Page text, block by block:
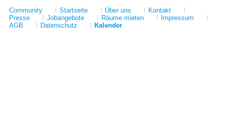
Community I Startseite I Über uns I Kontakt
I
Presse
I Jobangebote I Räume mieten I Impressum
I
AGB
I Datenschutz I Kalender